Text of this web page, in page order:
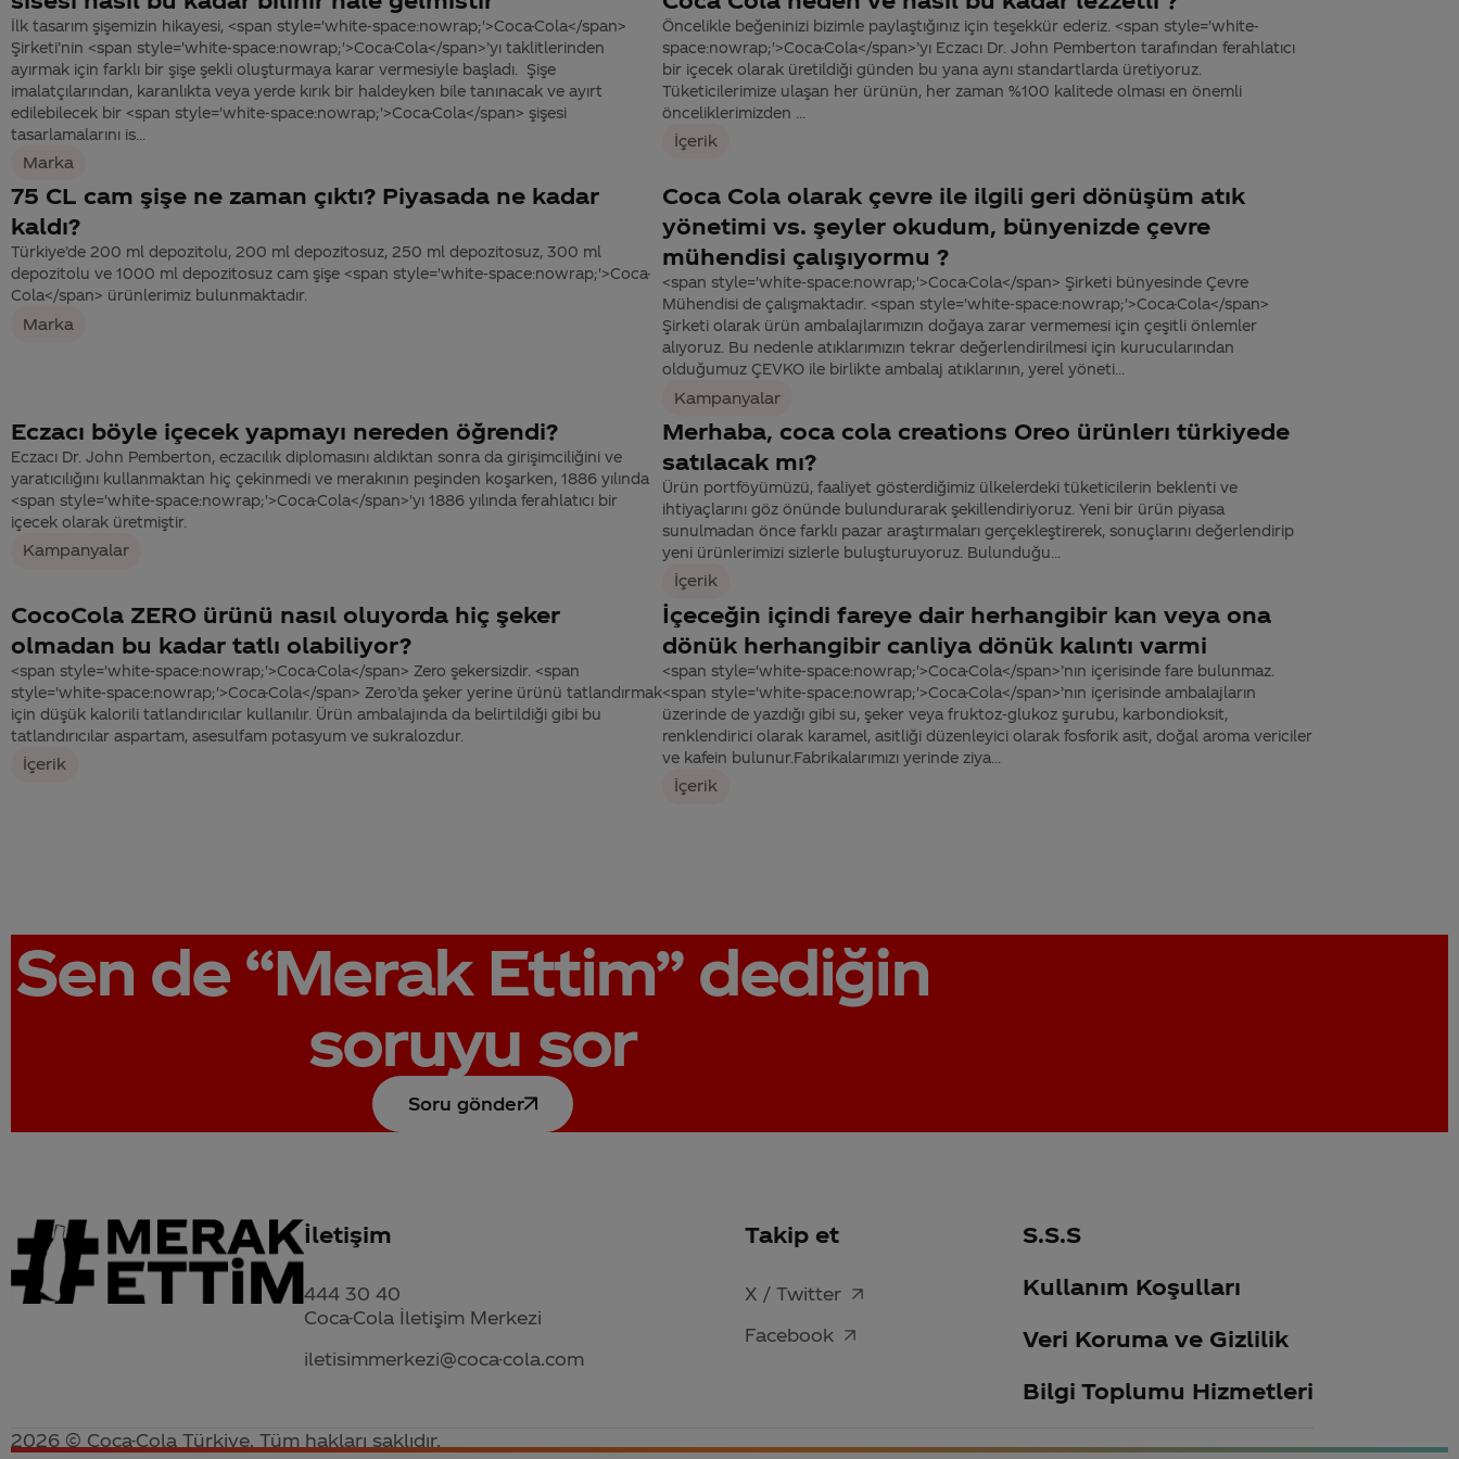
İlk tasarım şişemizin hikayesi, <span style='white-space:nowrap;'>Coca-Cola</span>
Şirketi’nin <span style='white-space:nowrap;'>Coca-Cola</span>’yı taklitlerinden
ayırmak için farklı bir şişe şekli oluşturmaya karar vermesiyle başladı. Şişe
imalatçılarından, karanlıkta veya yerde kırık bir haldeyken bile tanınacak ve ayırt
edilebilecek bir <span style='white-space:nowrap;'>Coca-Cola</span> şişesi
tasarlamalarını is...
Marka
Öncelikle beğeninizi bizimle paylaştığınız için teşekkür ederiz. <span style='white-
space:nowrap;'>Coca-Cola</span>’yı Eczacı Dr. John Pemberton tarafından ferahlatıcı
bir içecek olarak üretildiği günden bu yana aynı standartlarda üretiyoruz.
Tüketicilerimize ulaşan her ürünün, her zaman %100 kalitede olması en önemli
önceliklerimizden ...
İçerik
75 CL cam şişe ne zaman çıktı? Piyasada ne kadar
kaldı?
Türkiye’de 200 ml depozitolu, 200 ml depozitosuz, 250 ml depozitosuz, 300 ml
depozitolu ve 1000 ml depozitosuz cam şişe <span style='white-space:nowrap;'>Coca-
Cola</span> ürünlerimiz bulunmaktadır.
Marka
Coca Cola olarak çevre ile ilgili geri dönüşüm atık
yönetimi vs. şeyler okudum, bünyenizde çevre
mühendisi çalışıyormu ?
<span style='white-space:nowrap;'>Coca-Cola</span> Şirketi bünyesinde Çevre
Mühendisi de çalışmaktadır. <span style='white-space:nowrap;'>Coca-Cola</span>
Şirketi olarak ürün ambalajlarımızın doğaya zarar vermemesi için çeşitli önlemler
alıyoruz. Bu nedenle atıklarımızın tekrar değerlendirilmesi için kurucularından
olduğumuz ÇEVKO ile birlikte ambalaj atıklarının, yerel yöneti...
Kampanyalar
Eczacı böyle içecek yapmayı nereden öğrendi?
Eczacı Dr. John Pemberton, eczacılık diplomasını aldıktan sonra da girişimciliğini ve
yaratıcılığını kullanmaktan hiç çekinmedi ve merakının peşinden koşarken, 1886 yılında
<span style='white-space:nowrap;'>Coca-Cola</span>'yı 1886 yılında ferahlatıcı bir
içecek olarak üretmiştir.
Kampanyalar
Merhaba, coca cola creations Oreo ürünlerı türkiyede
satılacak mı?
Ürün portföyümüzü, faaliyet gösterdiğimiz ülkelerdeki tüketicilerin beklenti ve
ihtiyaçlarını göz önünde bulundurarak şekillendiriyoruz. Yeni bir ürün piyasa
sunulmadan önce farklı pazar araştırmaları gerçekleştirerek, sonuçlarını değerlendirip
yeni ürünlerimizi sizlerle buluşturuyoruz. Bulunduğu...
İçerik
CocoCola ZERO ürünü nasıl oluyorda hiç şeker
olmadan bu kadar tatlı olabiliyor?
<span style='white-space:nowrap;'>Coca-Cola</span> Zero şekersizdir. <span
style='white-space:nowrap;'>Coca-Cola</span> Zero’da şeker yerine ürünü tatlandırmak
için düşük kalorili tatlandırıcılar kullanılır. Ürün ambalajında da belirtildiği gibi bu
tatlandırıcılar aspartam, asesulfam potasyum ve sukralozdur.
İçerik
İçeceğin içindi fareye dair herhangibir kan veya ona
dönük herhangibir canliya dönük kalıntı varmi
<span style='white-space:nowrap;'>Coca-Cola</span>’nın içerisinde fare bulunmaz.
<span style='white-space:nowrap;'>Coca-Cola</span>’nın içerisinde ambalajların
üzerinde de yazdığı gibi su, şeker veya fruktoz-glukoz şurubu, karbondioksit,
renklendirici olarak karamel, asitliği düzenleyici olarak fosforik asit, doğal aroma vericiler
ve kafein bulunur.Fabrikalarımızı yerinde ziya...
İçerik
Sen de “Merak Ettim”dediğin
soruyu sor
Soru gönder
İletişim
444 30 40
Coca-Cola İletişim Merkezi
iletisimmerkezi@coca-cola.com
Takip et
X / Twitter
Facebook
S.S.S
Kullanım Koşulları
Veri Koruma ve Gizlilik
Bilgi Toplumu Hizmetleri
2026 © Coca-Cola Türkiye. Tüm hakları saklıdır.